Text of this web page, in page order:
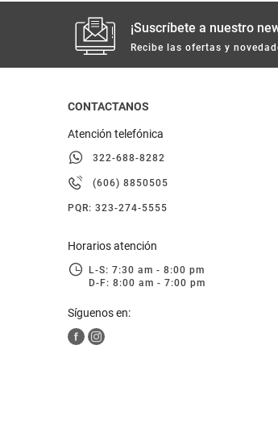
¡Suscríbete a nuestro
Recibe las ofertas y
CONTACTANOS
Atención telefónica
322-688-8282
(606) 8850505
PQR: 323-274-5555
Horarios atención
L-S: 7:30 am - 8:00 pm
D-F: 8:00 am - 7:00 pm
Síguenos en: